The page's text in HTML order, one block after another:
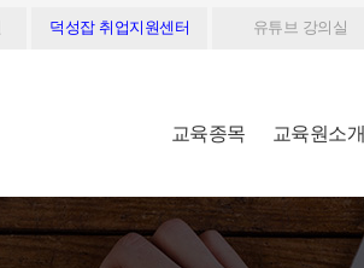
덕성잡 취업지원센터 유튜브 강의실
교육종목 교육원소개